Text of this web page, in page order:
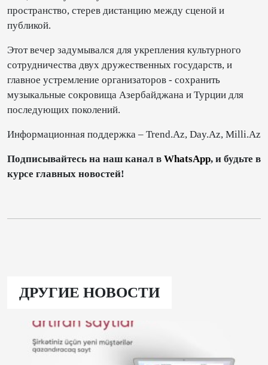
пространство, стерев дистанцию между сценой и
публикой.
Этот вечер задумывался для укрепления культурного
сотрудничества двух дружественных государств, и
главное устремление организаторов - сохранить
музыкальные сокровища Азербайджана и Турции для
последующих поколений.
Информационная поддержка – Trend.Az, Day.Az, Milli.Az
Подписывайтесь на наш канал в WhatsApp, и будьте в
курсе главных новостей!
ДРУГИЕ НОВОСТИ